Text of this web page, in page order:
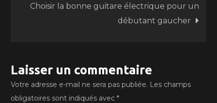
l’article
Choisir la bonne guitare électrique pour un
débutant gaucher
Laisser un commentaire
Votre adresse e-mail ne sera pas publiée. Les champs
obligatoires sont indiqués avec*